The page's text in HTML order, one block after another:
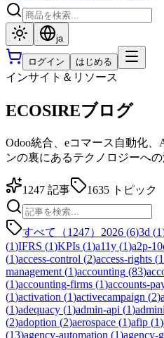
ja
ログイン はじめる
インサイト＆リソース
ECOSIREブログ
Odoo統合、eコマース自動化
ンの裏にあるテクノロジーへの
1247 記事 1635 トピック
すべて（1247） 2026 (6)3d (1
(1)IFRS (1)KPIs (1)a11y (1)a2p-
(1)access-control (2)access-rights (1
management (1)accounting (83)
(1)accounting-firms (1)accounts-
(1)activation (1)activecampaign (2)
(1)adequacy (1)admin-api (1)
(2)adoption (2)aerospace (1)afip (1)
(13)agency-automation (1)agency-